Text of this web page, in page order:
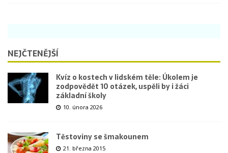
NEJČTENĚJŠÍ
Kvíz o kostech v lidském těle: Úkolem je
zodpovědět 10 otázek, uspěli by i žáci
základní školy
10. února 2026
Těstoviny se šmakounem
21. března 2015